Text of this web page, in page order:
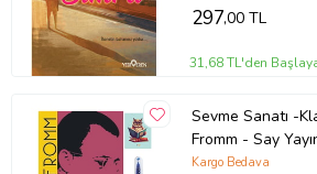
297,00 TL
31,68 TL'den
Sevme Sanatı -
Fromm - Say
NOT DEFTERLİ)
Kargo Bedava